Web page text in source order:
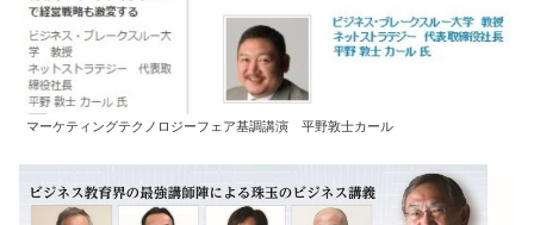
マーケティングテクノロジーフェア基調講演 平野敦士カール